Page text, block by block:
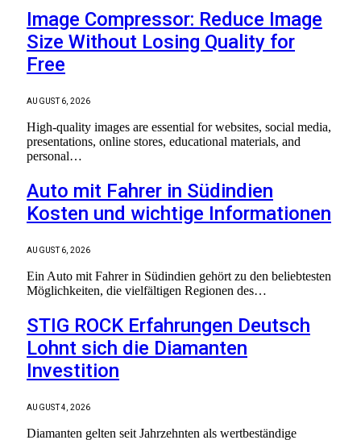
Image Compressor: Reduce Image
Size Without Losing Quality for
Free
AUGUST 6, 2026
High-quality images are essential for websites, social media,
presentations, online stores, educational materials, and
personal…
Auto mit Fahrer in Südindien
Kosten und wichtige Informationen
AUGUST 6, 2026
Ein Auto mit Fahrer in Südindien gehört zu den beliebtesten
Möglichkeiten, die vielfältigen Regionen des…
STIG ROCK Erfahrungen Deutsch
Lohnt sich die Diamanten
Investition
AUGUST 4, 2026
Diamanten gelten seit Jahrzehnten als wertbeständige